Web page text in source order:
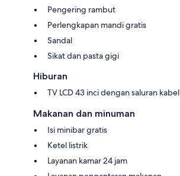
Pengering rambut
Perlengkapan mandi gratis
Sandal
Sikat dan pasta gigi
Hiburan
TV LCD 43 inci dengan saluran kabel
Makanan dan minuman
Isi minibar gratis
Ketel listrik
Layanan kamar 24 jam